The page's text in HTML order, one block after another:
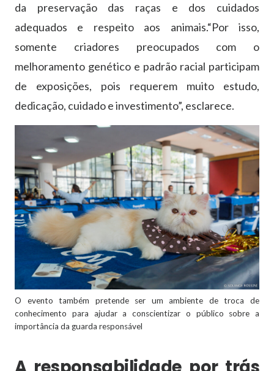
da preservação das raças e dos cuidados
adequados e respeito aos animais.“Por isso,
somente criadores preocupados com o
melhoramento genético e padrão racial participam
de exposições, pois requerem muito estudo,
dedicação, cuidado e investimento”, esclarece.
O evento também pretende ser um ambiente de troca de
conhecimento para ajudar a conscientizar o público sobre a
importância da guarda responsável